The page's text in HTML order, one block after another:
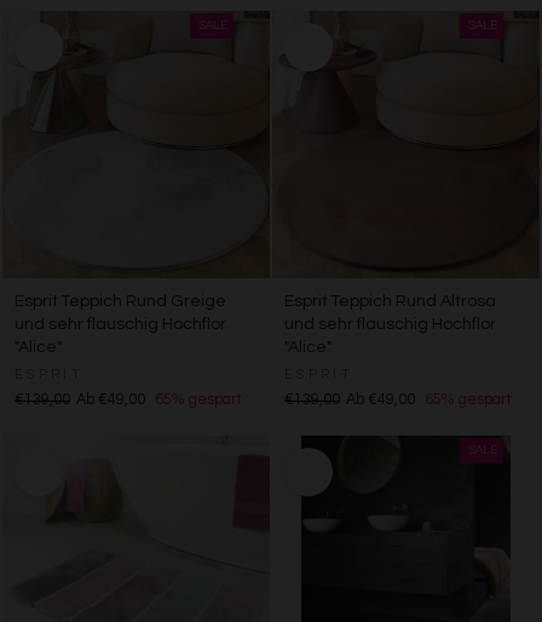
Esprit Teppich Rund Greige
und sehr flauschig Hochflor
"Alice"
€139,00 Ab €49,00 65% gespart
Esprit Teppich Rund Altrosa
und sehr flauschig Hochflor
"Alice"
€139,00 Ab €49,00 65% gespart
Endgeräteeigenschaften zur Identifikation aktiv abfragen